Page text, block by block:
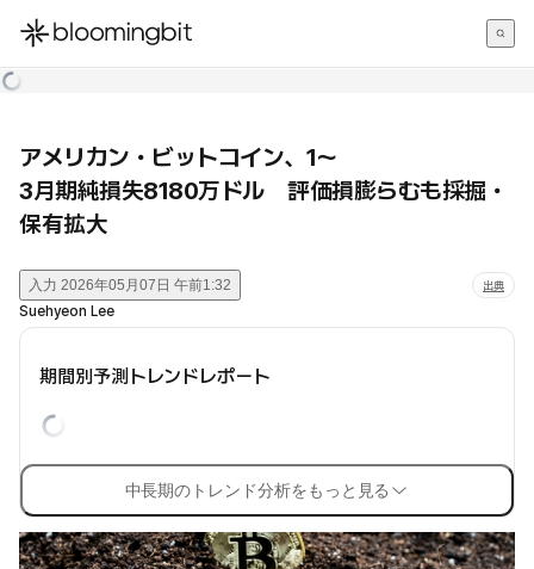
한국어
アメリカン・ビットコイン、1〜
3月期純損失8180万ドル 評価損膨らむも採掘・
保有拡大
入力 2026年05月07日 午前1:32 出典
Suehyeon Lee
期間別予測トレンドレポート
中長期のトレンド分析をもっと見る